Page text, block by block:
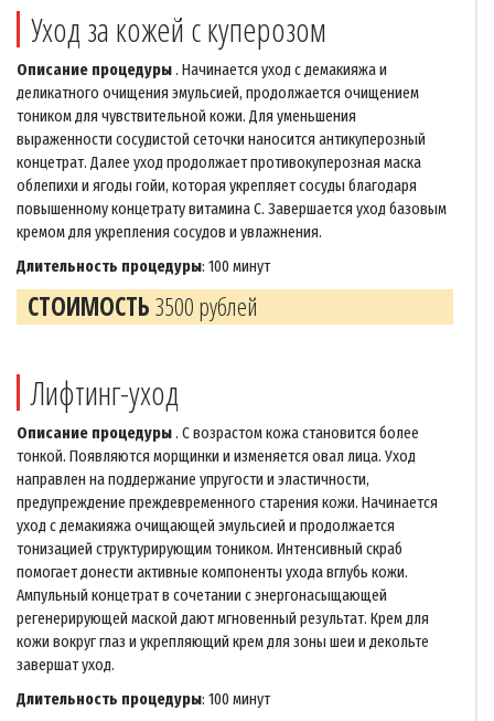
Уход за кожей с куперозом
Описание процедуры. Начинается уход с демакияжа и
деликатного очищения эмульсией, продолжается очищением
тоником для чувствительной кожи. Для уменьшения
выраженности сосудистой сеточки наносится антикуперозный
концетрат. Далее уход продолжает противокуперозная маска
облепихи и ягоды гойи, которая укрепляет сосуды благодаря
повышенному концетрату витамина С. Завершается уход базовым
кремом для укрепления сосудов и увлажнения.
Длительность процедуры: 100 минут
СТОИМОСТЬ3500 рублей
Лифтинг-уход
Описание процедуры. С возрастом кожа становится более
тонкой. Появляются морщинки и изменяется овал лица. Уход
направлен на поддержание упругости и эластичности,
предупреждение преждевременного старения кожи. Начинается
уход с демакияжа очищающей эмульсией и продолжается
тонизацией структурирующим тоником. Интенсивный скраб
помогает донести активные компоненты ухода вглубь кожи.
Ампульный концетрат в сочетании с энергонасыщающей
регенерирующей маской дают мгновенный результат. Крем для
кожи вокруг глаз и укрепляющий крем для зоны шеи и декольте
завершат уход.
Длительность процедуры: 100 минут